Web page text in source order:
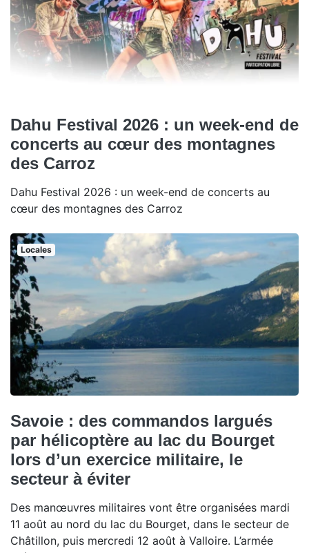
Dahu Festival 2026 : un week-end de
concerts au cœur des montagnes
des Carroz
Dahu Festival 2026 : un week-end de concerts au
cœur des montagnes des Carroz
Locales
Savoie : des commandos largués
par hélicoptère au lac du Bourget
lors d’un exercice militaire, le
secteur à éviter
Des manœuvres militaires vont être organisées mardi
11 août au nord du lac du Bourget, dans le secteur de
Châtillon, puis mercredi 12 août à Valloire. L’armée